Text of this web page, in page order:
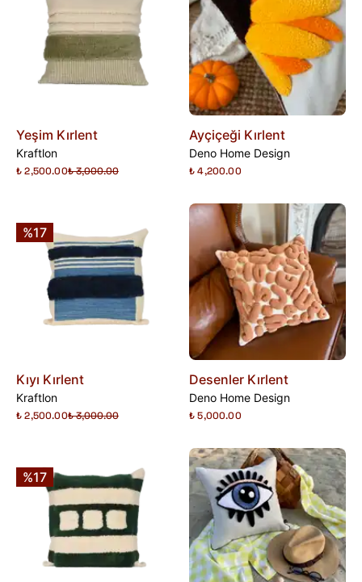
Yeşim Kırlent
Kraftlon
₺ 2,500.00₺ 3,000.00
Ayçiçeği Kırlent
Deno Home Design
₺ 4,200.00
%17
Kıyı Kırlent
Kraftlon
₺ 2,500.00₺ 3,000.00
Desenler Kırlent
Deno Home Design
₺ 5,000.00
%17